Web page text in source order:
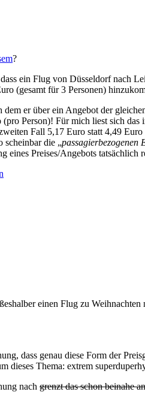
?
ein Flug von Düsseldorf nach
(gesamt für 3 Personen)
dem er über ein Angebot der
Person)! Für mich liest sich
Fall 5,17 Euro statt 4,49
scheinbar die „passagierbezogenen
eines Preises/Angebots
einen Flug zu
dass genau diese Form der
dieses Thema: extrem
nach grenzt das schon beinahe